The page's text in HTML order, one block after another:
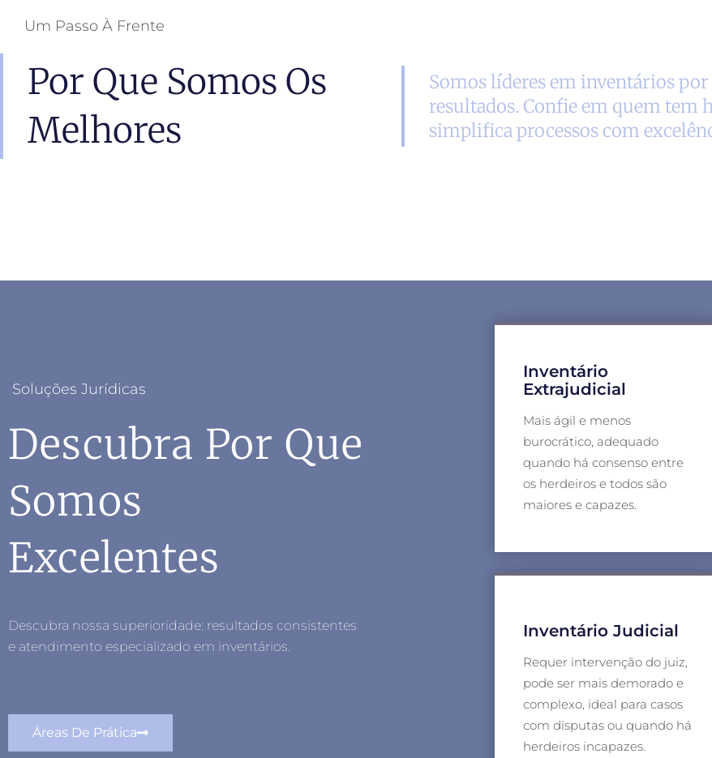
Um Passo À Frente
Por Que Somos Os
Melhores
Somos líderes em inventários
resultados. Confie em quem tem
simplifica processos com
Soluções Jurídicas
Descubra Por Que
Somos
Excelentes
Descubra nossa superioridade: resultados consistentes
e atendimento especializado em inventários.
Áreas De Prática
Inventário
Extrajudicial
Mais ágil e menos
burocrático, adequado
quando há consenso entre
os herdeiros e todos são
maiores e capazes.
Inventário Judicial
Requer intervenção do juiz,
pode ser mais demorado e
complexo, ideal para casos
com disputas ou quando há
herdeiros incapazes.